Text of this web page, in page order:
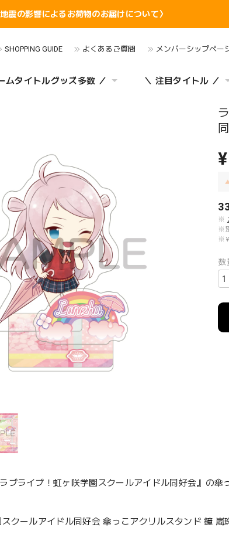
地震の影響によるお荷物のお届けについて〉
SHOPPING GUIDE よくあるご質問 メンバーシップペー
ムタイトルグッズ多数 ／ ＼ 注目タイトル ／
※
※
数
ブライブ！虹ヶ咲学園スクールアイドル同好会』の傘
クールアイドル同好会 傘っこアクリルスタンド 鐘 嵐